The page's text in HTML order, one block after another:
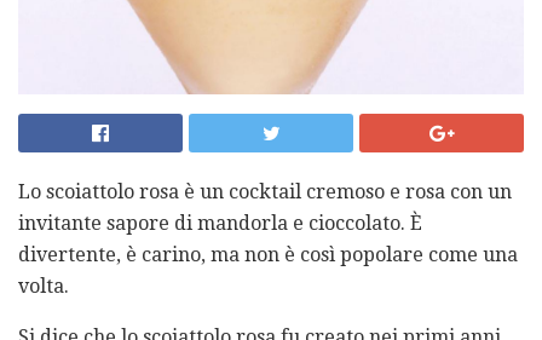
Lo scoiattolo rosa è un cocktail cremoso e rosa con un
invitante sapore di mandorla e cioccolato. È
divertente, è carino, ma non è così popolare come una
volta.